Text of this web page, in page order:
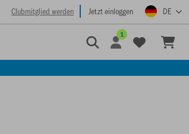
Clubmitglied werden Jetzt einloggen DE
1